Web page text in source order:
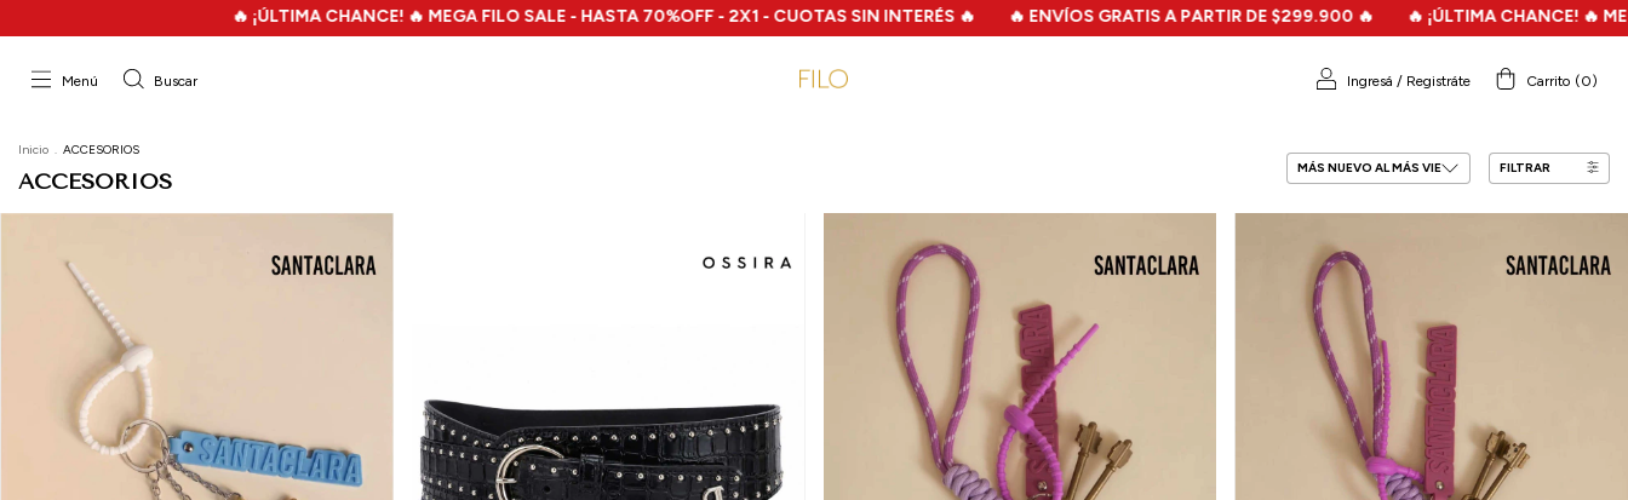
🔥 ¡ÚLTIMA CHANCE! 🔥 MEGA FILO SALE - HASTA 70%OFF - 2X1 - CUOTAS SIN INTERÉS 🔥 🔥 ENVÍOS GRATIS A PARTIR DE $299.900 🔥 🔥 ¡ÚLTIMA CHANCE! 🔥 MEGA FILO SALE - HASTA
Menú Buscar Ingresá / Registráte Carrito (0)
Inicio . ACCESORIOS
ACCESORIOS
FILTRAR